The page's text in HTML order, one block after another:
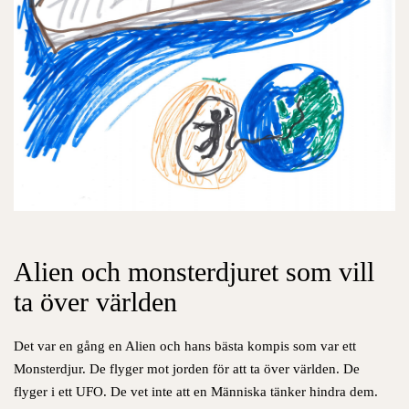
Alien och monsterdjuret som vill
ta över världen
Det var en gång en Alien och hans bästa kompis som var ett
Monsterdjur. De flyger mot jorden för att ta över världen. De
flyger i ett UFO. De vet inte att en Människa tänker hindra dem.